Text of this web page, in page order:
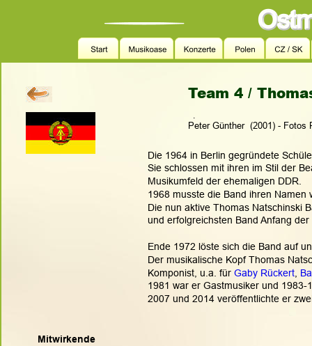
Team 4 /
Peter Günther  (2001) - Fotos
.
Die 1964 in Berlin gegründete
Sie schlossen mit ihren im Stil der
Musikumfeld der ehemaligen DDR.
1968 musste die Band ihren
Die nun aktive Thomas Natschinski
und erfolgreichsten Band Anfang
Ende 1972 löste sich die Band auf
Der musikalische Kopf Thomas
Komponist, u.a. für Gaby Rückert
1981 war er Gastmusiker und
2007 und 2014 veröffentlichte er
Mitwirkende